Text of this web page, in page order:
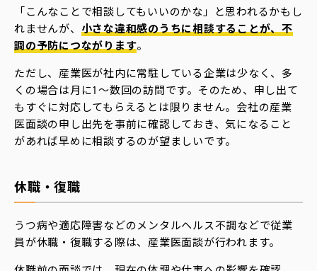
「こんなことで相談してもいいのかな」と思われるかもし
れませんが、 小さな違和感のうちに相談することが、不
調の予防につながります。
ただし、産業医が社内に常駐している企業は少なく、多
くの場合は月に1〜数回の訪問です。そのため、申し出て
もすぐに対応してもらえるとは限りません。会社の産業
医面談の申し出先を事前に確認しておき、気になること
があれば早めに相談するのが望ましいです。
休職・復職
うつ病や適応障害などのメンタルヘルス不調などで従業
員が休職・復職する際は、産業医面談が行われます。